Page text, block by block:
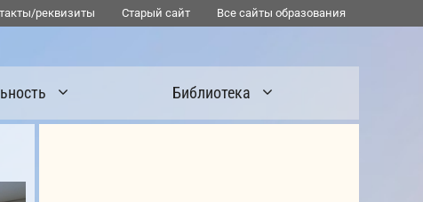
реквизиты Старый сайт Все сайты образования
Библиотека